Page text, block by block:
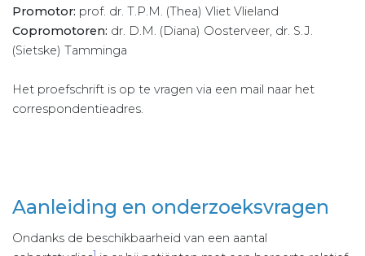
Promotor: prof. dr. T.P.M. (Thea) Vliet Vlieland
Copromotoren: dr. D.M. (Diana) Oosterveer, dr. S.J.
(Sietske) Tamminga
Het proefschrift is op te vragen via een mail naar het
correspondentieadres.
Aanleiding en onderzoeksvragen
Ondanks de beschikbaarheid van een aantal